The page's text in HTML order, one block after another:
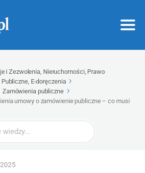
i Zezwolenia, Nieruchomości, Prawo
E-doręczenia
Zamówienia publiczne
umowy o zamówienie publiczne – co musi